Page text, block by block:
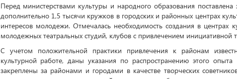
Перед министерствами культуры и народного образования
дополнительно 1,5 тысячи кружков в городских и районных центрах
интересов молодежи. Отмечалась необходимость создания в центрах
молодежных театральных студий, клубов с привлечением инициативной
С учетом положительной практики привлечения к районам
культурной работе, даны указания по распространению этого
закреплены за районами и городами в качестве творческих